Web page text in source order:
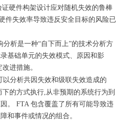
硬件构架设计应对随机失效的鲁棒
件失效率导致违反安全目标的风险已
分析是一种“自下而上”的技术分析方
基础单元的失效模式、原因和影
进措施。
以分析共因失效和级联失效造成的
下的方式执行,从非预期的系统行为到
。 FTA 包含覆盖了所有可能导致违
和事件或情况的组合。